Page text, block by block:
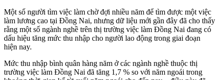
Một số người tìm việc làm chờ đợi nhiều năm để tìm được một việc
làm lương cao tại Đồng Nai, nhưng dữ liệu mới gần đây đã cho thấy
rằng một số ngành nghề trên thị trường việc làm Đồng Nai đang có
dấu hiệu tăng mức thu nhập cho người lao động trong giai đoạn
hiện nay.
Mức thu nhập bình quân hàng năm ở các ngành nghề thuộc thị
trường việc làm Đồng Nai đã tăng 1,7 % so với năm ngoái trong